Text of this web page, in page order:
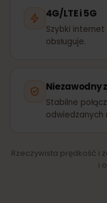
4G/LTE i 5G
Szybki
obsługuje.
Niezawodny
Stabilne
odwiedzanych
Rzeczywista prędkość i
i